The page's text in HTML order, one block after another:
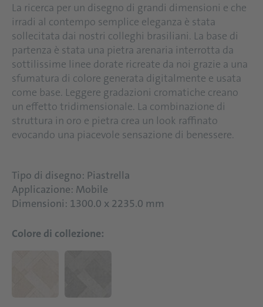
La ricerca per un disegno di grandi dimensioni e che
irradi al contempo semplice eleganza è stata
sollecitata dai nostri colleghi brasiliani. La base di
partenza è stata una pietra arenaria interrotta da
sottilissime linee dorate ricreate da noi grazie a una
sfumatura di colore generata digitalmente e usata
come base. Leggere gradazioni cromatiche creano
un effetto tridimensionale. La combinazione di
struttura in oro e pietra crea un look raffinato
evocando una piacevole sensazione di benessere.
Tipo di disegno: Piastrella
Applicazione: Mobile
Dimensioni: 1300.0 x 2235.0 mm
Colore di collezione: